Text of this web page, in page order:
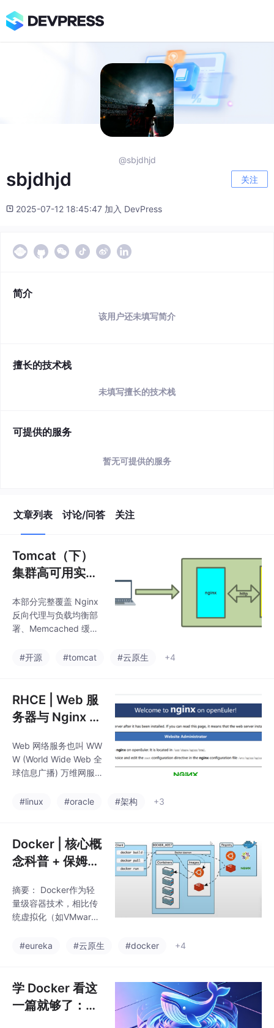
@sbjdhjd
sbjdhjd 关注
2025-07-12 18:45:47 加入 DevPress
简介
该用户还未填写简介
擅长的技术栈
未填写擅长的技术栈
可提供的服务
暂无可提供的服务
文章列表 讨论/问答 关注
Tomcat（下）
集群高可用实
负载均衡・分布
式 Session
本部分完整覆盖 Nginx
反向代理与负载均衡部
署、Memcached 缓存
布式 Session 共享实现
Tomcat 配置逐行解析
底层动作，标注高频坑
点与排错指南，结合千
级高可用优化方案。
#开源 #tomcat #云原生 +4
RHCE | Web 服
务器与 Nginx 全
Web 网络服务也叫 WW
W (World Wide Web 全
球信息广播) 万维网服
户通过 浏览器访问到互
Web 服务程序是 I I S (I
nternet Information Se
rvices), 这是一款图形
程序不光能提供 Web
网站服务，还能够提供
FTP､NMTP､SMTP 等
#linux #oracle #架构 +3
Docker | 核心概
念科普 + 保姆级
摘要： Docker作为轻
量级容器技术，相比传
统虚拟化（如VMwar
更高，通过共享主机内
务器耗电对比）。其核
心优势包括：轻量级
（MB级镜像）、一致性
#eureka #云原生 #docker +4
学 Docker 看这
一篇就够了：镜